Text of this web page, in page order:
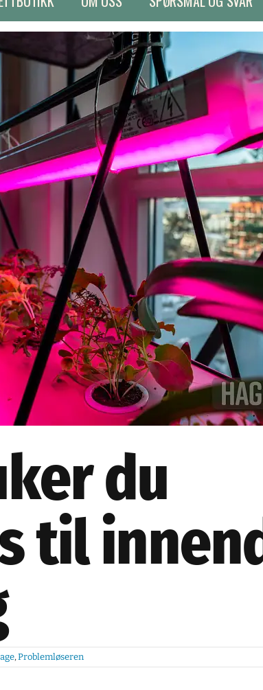
du
til
,Problemløseren